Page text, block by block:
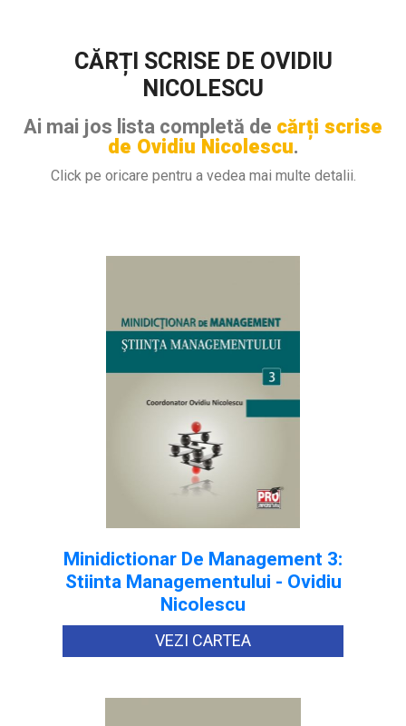
CĂRȚI SCRISE DE OVIDIU
NICOLESCU
Ai mai jos lista completă de cărți scrise
de Ovidiu Nicolescu.
Click pe oricare pentru a vedea mai multe detalii.
Minidictionar De Management 3:
Stiinta Managementului - Ovidiu
Nicolescu
VEZI CARTEA